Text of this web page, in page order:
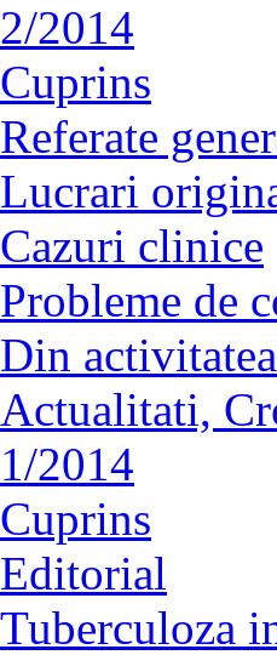
2/2014
Cuprins
Referate
Lucrari
Cazuri clinice
Probleme de
Din
Actualitati,
1/2014
Cuprins
Editorial
Tuberculoza